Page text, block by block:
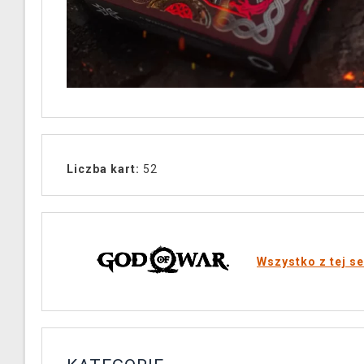
Liczba kart: 52
Wszystko z tej